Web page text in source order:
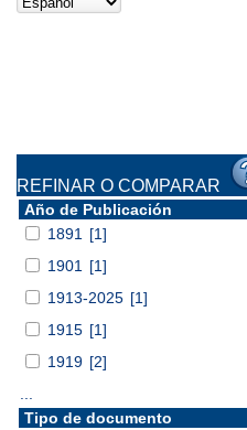
REFINAR O COMPARAR
Año de Publicación
1891
[1]
1901
[1]
1913-2025 [1]
1915 [1]
1919 [2]
Tipo de documento